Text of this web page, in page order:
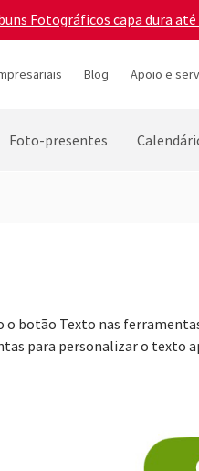
Fotográficos capa dura
Blog Apoio e
Foto-presentes
botão Texto nas
para personalizar o texto